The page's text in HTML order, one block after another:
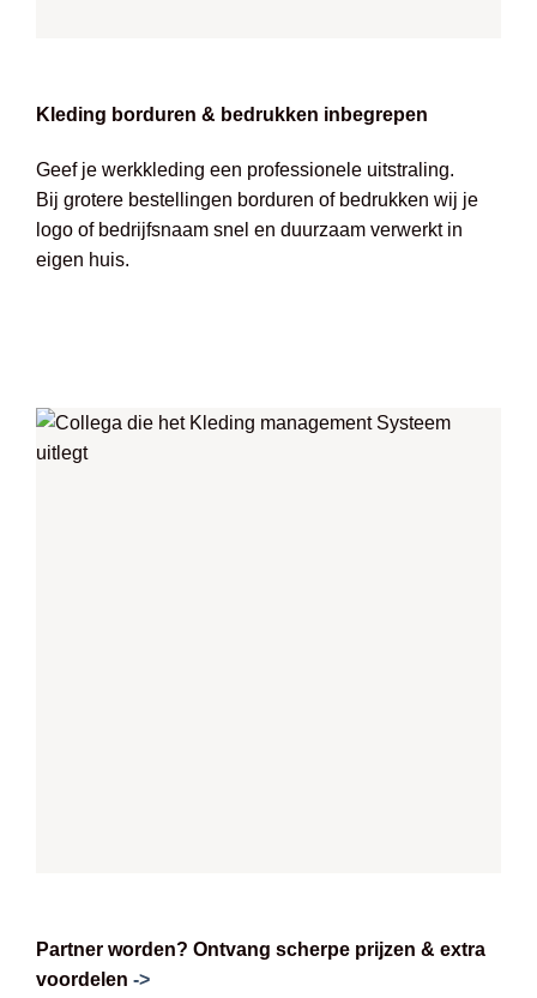
Kleding borduren & bedrukken inbegrepen
Geef je werkkleding een professionele uitstraling.
Bij grotere bestellingen borduren of bedrukken wij je
logo of bedrijfsnaam snel en duurzaam verwerkt in
eigen huis.
Partner worden? Ontvang scherpe prijzen & extra
voordelen ->